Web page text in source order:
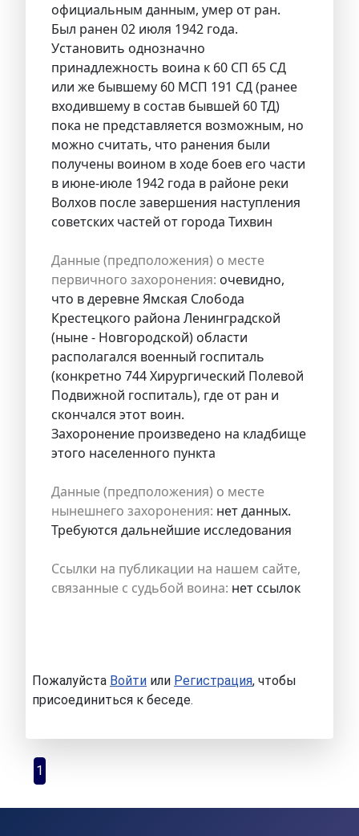
официальным данным, умер от ран.
Был ранен 02 июля 1942 года.
Установить однозначно
принадлежность воина к 60 СП 65 СД
или же бывшему 60 МСП 191 СД (ранее
входившему в состав бывшей 60 ТД)
пока не представляется возможным, но
можно считать, что ранения были
получены воином в ходе боев его части
в июне-июле 1942 года в районе реки
Волхов после завершения наступления
советских частей от города Тихвин
Данные (предположения) о месте
первичного захоронения: очевидно,
что в деревне Ямская Слобода
Крестецкого района Ленинградской
(ныне - Новгородской) области
располагался военный госпиталь
(конкретно 744 Хирургический Полевой
Подвижной госпиталь), где от ран и
скончался этот воин.
Захоронение произведено на кладбище
этого населенного пункта
Данные (предположения) о месте
нынешнего захоронения: нет данных.
Требуются дальнейшие исследования
Ссылки на публикации на нашем сайте,
связанные с судьбой воина: нет ссылок
Пожалуйста Войти или Регистрация, чтобы
присоединиться к беседе.
1